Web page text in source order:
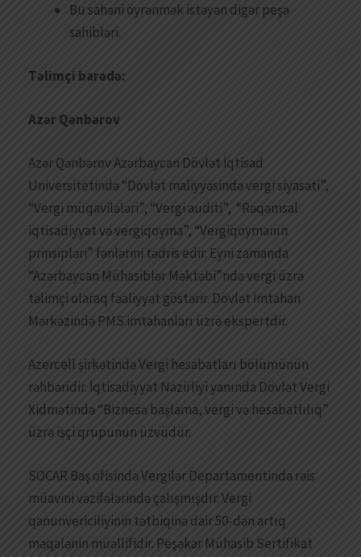
Bu sahəni öyrənmək istəyən digər peşə
sahibləri.
Təlimçi barədə:
Azər Qənbərov
Azər Qənbərov Azərbaycan Dövlət İqtisad
Universitetində “Dövlət maliyyəsində vergi siyasəti”,
“Vergi müqavilələri”, “Vergi auditi”, “Rəqəmsal
iqtisadiyyat və vergiqoyma”, “Vergiqoymanın
prinsipləri” fənlərini tədris edir. Eyni zamanda
“Azərbaycan Mühasiblər Məktəbi”ndə vergi üzrə
təlimçi olaraq fəaliyyət göstərir. Dövlət İmtahan
Mərkəzində PMS imtahanları üzrə ekspertdir.
Azercell şirkətində Vergi hesabatları bölümünün
rəhbəridir. İqtisadiyyat Nazirliyi yanında Dövlət Vergi
Xidmətində “Biznesə başlama, vergi və hesabatlılıq”
üzrə işçi qrupunun üzvüdür.
SOCAR Baş ofisində Vergilər Departamentində rəis
müavini vəzifələrində çalışmışdır. Vergi
qanunvericiliyinin tətbiqinə dair 50-dən artıq
məqalənin müəllifidir. Peşəkar Mühasib Sertifikat